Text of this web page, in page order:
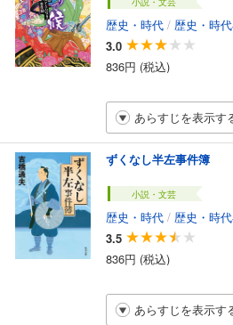
歴史・時代 / 歴史・時
3.0
836円 (税込)
あらすじを表示す
ずくなし半左事件簿
小説・文芸
歴史・時代 / 歴史・時
3.5
836円 (税込)
あらすじを表示す